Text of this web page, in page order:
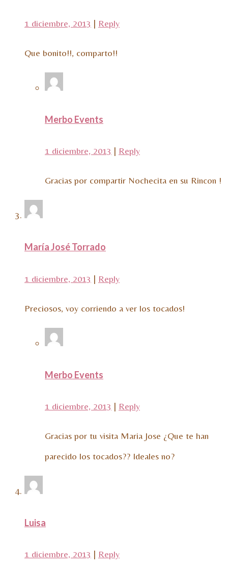
1 diciembre, 2013 | Reply
Que bonito!!, comparto!!
Merbo Events
1 diciembre, 2013 | Reply
Gracias por compartir Nochecita en su Rincon !
María José Torrado
1 diciembre, 2013 | Reply
Preciosos, voy corriendo a ver los tocados!
Merbo Events
1 diciembre, 2013 | Reply
Gracias por tu visita Maria Jose ¿Que te han
parecido los tocados?? Ideales no?
Luisa
1 diciembre, 2013 | Reply